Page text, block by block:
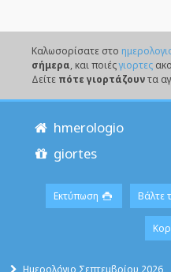
Καλωσορίσατε στο
σήμερα, και ποιέςγιορτες
Δείτε πότε γιορτάζουντα
hmerologio
giortes
Εκτύπωση Βάλτε